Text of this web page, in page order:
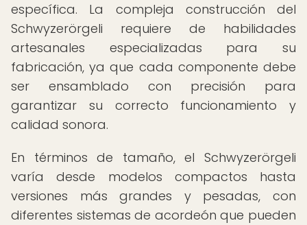
específica. La compleja construcción del
Schwyzerörgeli requiere de habilidades
artesanales especializadas para su
fabricación, ya que cada componente debe
ser ensamblado con precisión para
garantizar su correcto funcionamiento y
calidad sonora.
En términos de tamaño, el Schwyzerörgeli
varía desde modelos compactos hasta
versiones más grandes y pesadas, con
diferentes sistemas de acordeón que pueden